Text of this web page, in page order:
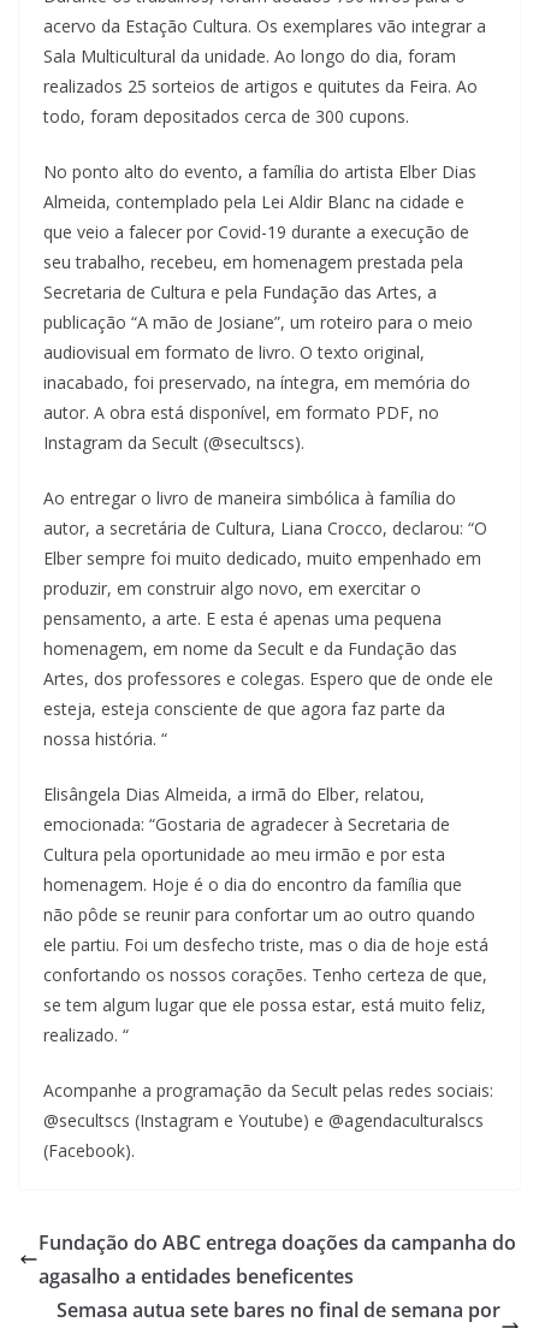
acervo da Estação Cultura. Os exemplares vão integrar a
Sala Multicultural da unidade. Ao longo do dia, foram
realizados 25 sorteios de artigos e quitutes da Feira. Ao
todo, foram depositados cerca de 300 cupons.
No ponto alto do evento, a família do artista Elber Dias
Almeida, contemplado pela Lei Aldir Blanc na cidade e
que veio a falecer por Covid-19 durante a execução de
seu trabalho, recebeu, em homenagem prestada pela
Secretaria de Cultura e pela Fundação das Artes, a
publicação “A mão de Josiane”, um roteiro para o meio
audiovisual em formato de livro. O texto original,
inacabado, foi preservado, na íntegra, em memória do
autor. A obra está disponível, em formato PDF, no
Instagram da Secult (@secultscs).
Ao entregar o livro de maneira simbólica à família do
autor, a secretária de Cultura, Liana Crocco, declarou: “O
Elber sempre foi muito dedicado, muito empenhado em
produzir, em construir algo novo, em exercitar o
pensamento, a arte. E esta é apenas uma pequena
homenagem, em nome da Secult e da Fundação das
Artes, dos professores e colegas. Espero que de onde ele
esteja, esteja consciente de que agora faz parte da
nossa história. “
Elisângela Dias Almeida, a irmã do Elber, relatou,
emocionada: “Gostaria de agradecer à Secretaria de
Cultura pela oportunidade ao meu irmão e por esta
homenagem. Hoje é o dia do encontro da família que
não pôde se reunir para confortar um ao outro quando
ele partiu. Foi um desfecho triste, mas o dia de hoje está
confortando os nossos corações. Tenho certeza de que,
se tem algum lugar que ele possa estar, está muito feliz,
realizado. “
Acompanhe a programação da Secult pelas redes sociais:
@secultscs (Instagram e Youtube) e @agendaculturalscs
(Facebook).
Fundação do ABC entrega doações da campanha do
agasalho a entidades beneficentes
Semasa autua sete bares no final de semana por